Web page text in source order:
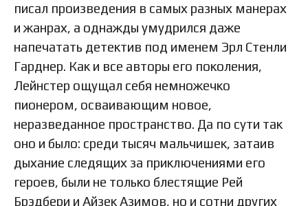
писал произведения в самых разных манерах
и жанрах, а однажды умудрился даже
напечатать детектив под именем Эрл Стенли
Гарднер. Как и все авторы его поколения,
Лейнстер ощущал себя немножечко
пионером, осваивающим новое,
неразведанное пространство. Да по сути так
оно и было: среди тысяч мальчишек, затаив
дыхание следящих за приключениями его
героев, были не только блестящие Рей
Брэдбери и Айзек Азимов, но и сотни других